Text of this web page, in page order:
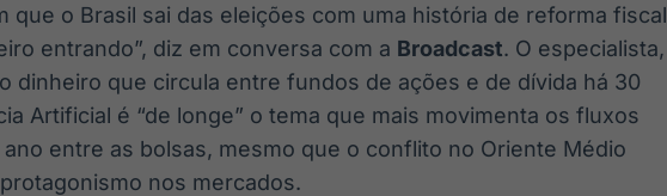
que o Brasil sai das eleições com uma história de reforma fiscal
entrando”, diz em conversa com a Broadcast. O especialista,
dinheiro que circula entre fundos de ações e de dívida há 30
Artificial é “de longe” o tema que mais movimenta os fluxos
entre as bolsas, mesmo que o conflito no Oriente Médio
nos mercados.